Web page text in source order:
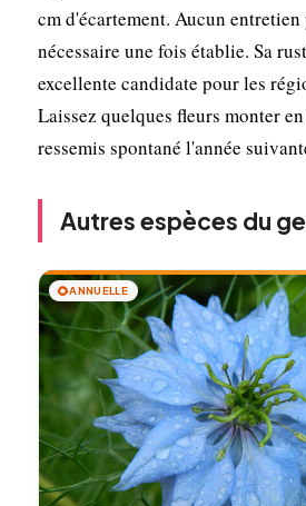
cm d'écartement. Aucun
nécessaire une fois établie. Sa
excellente candidate pour les
Laissez quelques fleurs monter
ressemis spontané l'année
Autres espèces du
🌻ANNUELLE